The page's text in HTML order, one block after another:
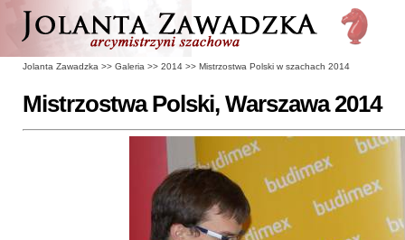
Jolanta Zawadzka >> Galeria >> 2014 >> Mistrzostwa Polski w szachach 2014
Mistrzostwa Polski, Warszawa 2014